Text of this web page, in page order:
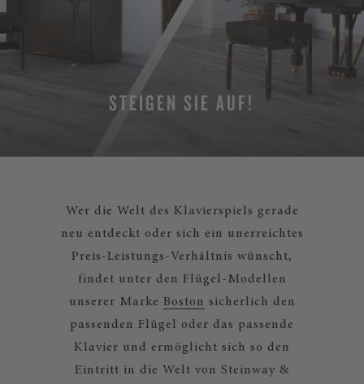
STEIGEN SIE AUF!
Wer die Welt des Klavierspiels gerade
neu entdeckt oder sich ein unerreichtes
Preis-Leistungs-Verhältnis wünscht,
findet unter den Flügel-Modellen
unserer Marke Boston sicherlich den
passenden Flügel oder das passende
Klavier und ermöglicht sich so den
Eintritt in die Welt von Steinway &